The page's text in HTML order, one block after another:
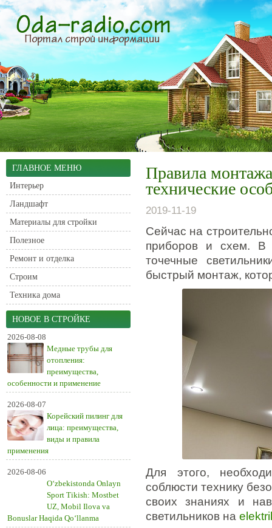
ГЛАВНОЕ МЕНЮ
Интерьер
Ландшафт
Материалы для стройки
Полезное
Ремонт и отделка
Строим
Техника дома
НОВОЕ В СТРОЙКЕ
2026-08-08
Медные трубы для
отопления:
преимущества,
особенности и применение
2026-08-07
Корейский пилинг для
лица: преимущества,
виды и правила
применения
2026-08-06
O‘zbekistonda Onlayn
Sport Tikish: Mostbet
UZ, Mobil Ilova va
Bonuslar Haqida Qo‘llanma
Правила
технические
2019-11-19
Сейчас на
приборов и схем. В
точечные
быстрый монтаж,
Для этого,
соблюсти технику
своих знаниях и
светильников на